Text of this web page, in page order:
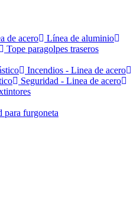
de acero
Línea de aluminio
Tope paragolpes traseros
Incendios - Linea de acero
Seguridad - Linea de acero
para furgoneta